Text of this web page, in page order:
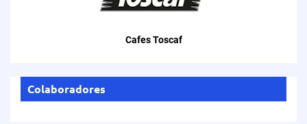
Cafes Toscaf
Colaboradores